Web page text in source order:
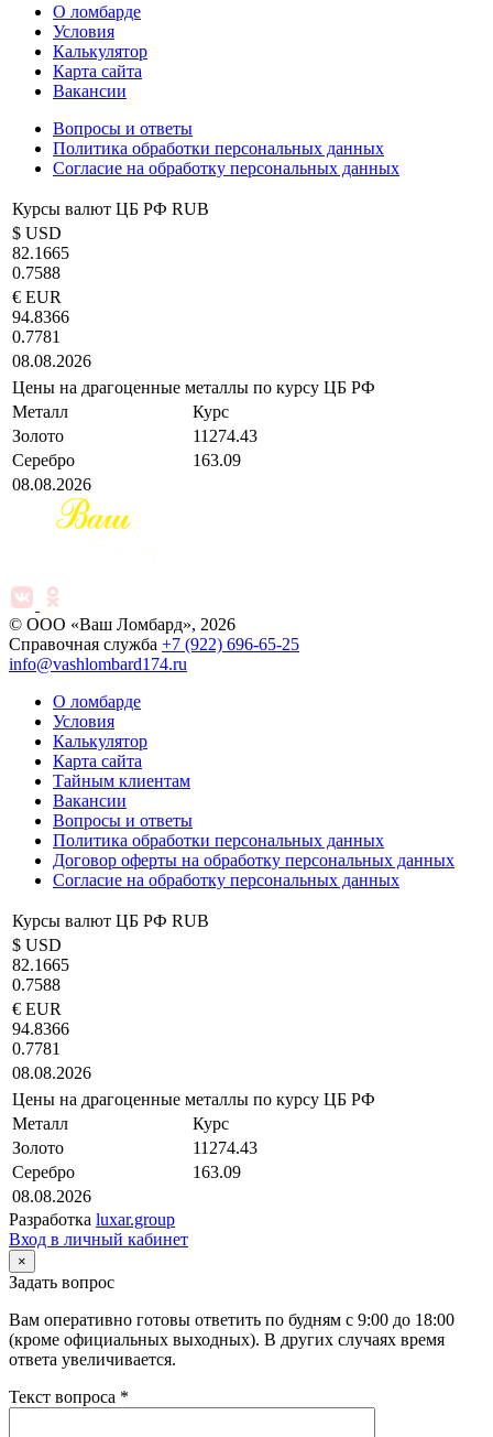
О ломбарде
Условия
Калькулятор
Карта сайта
Вакансии
Вопросы и ответы
Политика обработки персональных данных
Согласие на обработку персональных данных
Курсы валют ЦБ РФ RUB
$ USD
82.1665
0.7588
€ EUR
94.8366
0.7781
08.08.2026
Цены на драгоценные металлы по курсу ЦБ РФ
Металл
Курс
Золото
11274.43
Серебро
163.09
08.08.2026
© ООО «Ваш Ломбард», 2026
Справочная служба +7 (922) 696-65-25
info@vashlombard174.ru
О ломбарде
Условия
Калькулятор
Карта сайта
Тайным клиентам
Вакансии
Вопросы и ответы
Политика обработки персональных данных
Договор оферты на обработку персональных данных
Согласие на обработку персональных данных
Курсы валют ЦБ РФ RUB
$ USD
82.1665
0.7588
€ EUR
94.8366
0.7781
08.08.2026
Цены на драгоценные металлы по курсу ЦБ РФ
Металл
Курс
Золото
11274.43
Серебро
163.09
08.08.2026
Разработка luxar.group
Вход в личный кабинет
×
Задать вопрос
Вам оперативно готовы ответить по будням с 9:00 до 18:00
(кроме официальных выходных). В других случаях время
ответа увеличивается.
Текст вопроса *